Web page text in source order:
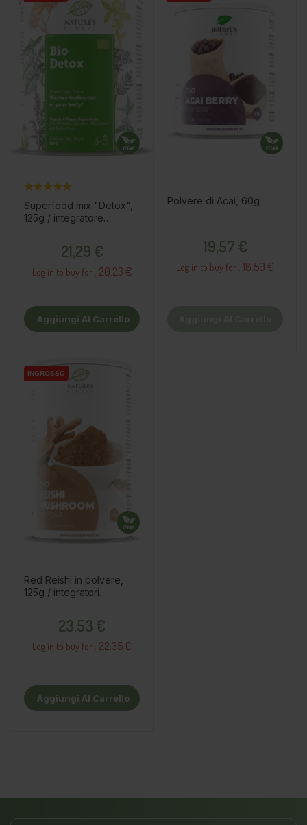
Superfood mix "Detox",
125g / integratore
21,29 €
Log in to buy for : 20.23 €
Aggiungi Al Carrello
Polvere di Acai, 60g
19,57 €
Log in to buy for : 18.59 €
INGROSSO
INGROSSO
Red Reishi in polvere,
125g / integratori
23,53 €
Log in to buy for : 22.35 €
Aggiungi Al Carrello